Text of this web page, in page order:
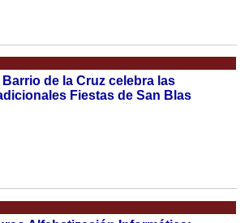
Barrio de la Cruz celebra las
Fiestas de San Blas